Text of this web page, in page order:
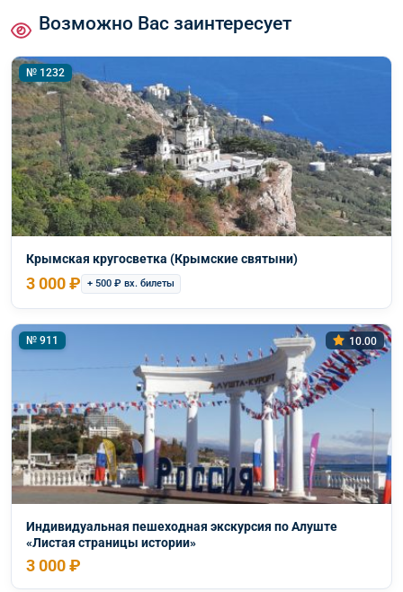
Возможно Вас заинтересует
№ 1232
Крымская кругосветка (Крымские святыни)
3 000 ₽ + 500 ₽ вх. билеты
№ 911 10.00
Индивидуальная пешеходная экскурсия по Алуште
«Листая страницы истории»
3 000 ₽